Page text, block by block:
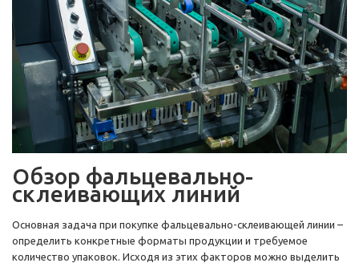
Обзор фальцевально-
склеивающих линий
Основная задача при покупке фальцевально-склеивающей линии –
определить конкретные форматы продукции и требуемое
количество упаковок. Исходя из этих факторов можно выделить